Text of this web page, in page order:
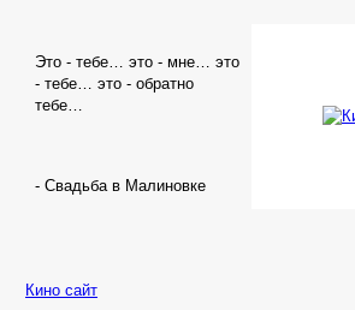
Это - тебе… это - мне… это
- тебе… это - обратно
тебе…
- Свадьба в Малиновке
Кино сайт